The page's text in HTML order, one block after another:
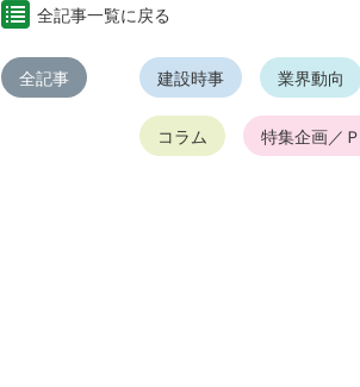
全記事一覧に戻る
全記事 建設時事 業界動向
コラム 特集企画／